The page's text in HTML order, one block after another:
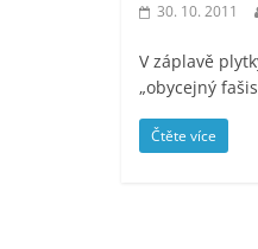
30. 10. 2011
V záplavě
„obycejný
Čtěte více